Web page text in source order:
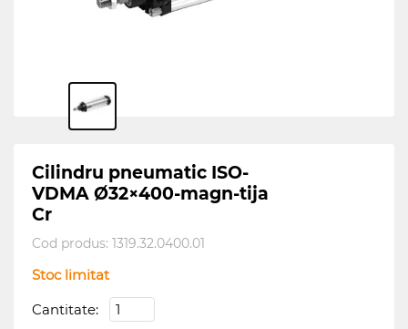
Cilindru pneumatic ISO-
VDMA Ø32×400-magn-tija
Cr
Cod produs: 1319.32.0400.01
Stoc limitat
Cantitate: